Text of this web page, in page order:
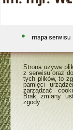
mapa serwisu
Strona używa
z serwisu oraz
tych plików, to
pamięci
zarządzać
Brak zmiany
zgody.